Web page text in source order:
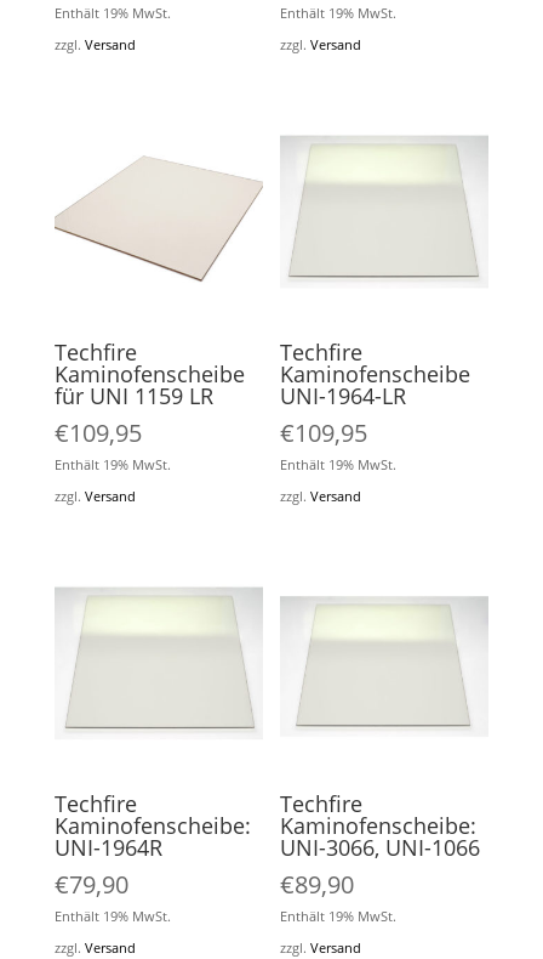
Enthält 19% MwSt.
zzgl. Versand
Enthält 19% MwSt.
zzgl.Versand
Techfire
Kaminofenscheibe
für UNI 1159 LR
€109,95
Enthält 19% MwSt.
zzgl. Versand
Techfire
Kaminofenscheibe
UNI-1964-LR
€109,95
Enthält 19% MwSt.
zzgl.Versand
Techfire
Kaminofenscheibe:
UNI-1964R
€79,90
Enthält 19% MwSt.
zzgl. Versand
Techfire
Kaminofenscheibe:
UNI-3066, UNI-1066
€89,90
Enthält 19% MwSt.
zzgl.Versand